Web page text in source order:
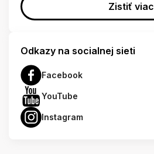
Zistiť viac
Odkazy na socialnej sieti
Facebook
YouTube
Instagram